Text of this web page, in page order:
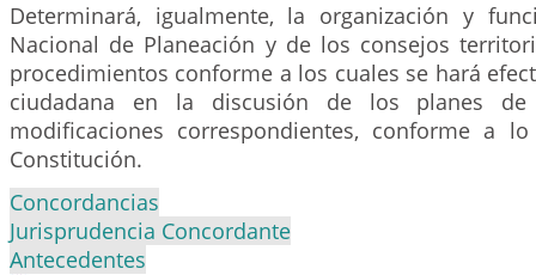
Determinará, igualmente, la organización y
Nacional de Planeación y de los consejos
procedimientos conforme a los cuales se hará
ciudadana en la discusión de los planes
modificaciones correspondientes, conforme a
Constitución.
Concordancias
Jurisprudencia Concordante
Antecedentes